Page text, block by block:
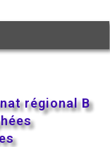
régional B